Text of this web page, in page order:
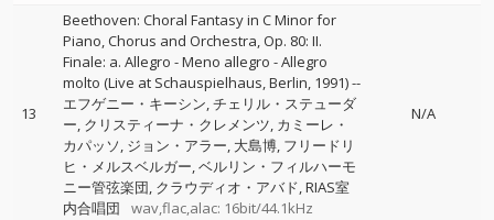
13
Beethoven: Choral Fantasy in C Minor for
Piano, Chorus and Orchestra, Op. 80: II.
Finale: a. Allegro - Meno allegro - Allegro
molto (Live at Schauspielhaus, Berlin, 1991)--
エフゲニー・キーシン チェリル・ステューダ
ー クリスティーナ・クレメンツ カミーレ・
カパッソ ジョン・アラー 大島博 フリードリ
ヒ・メルスベルガー ベルリン・フィルハーモ
ニー管弦楽団 クラウディオ・アバド RIAS室
内合唱団
wav,flac,alac: 16bit/44.1kHz
N/A